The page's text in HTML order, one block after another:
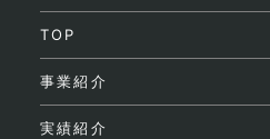
TOP
事業紹介
実績紹介